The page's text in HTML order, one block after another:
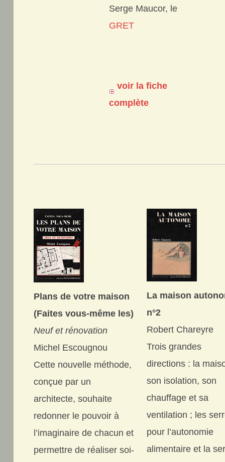
Serge Maucor, le
GRET
voir la fiche
complète
Plans de votre maison
(Faites vous-même les)
Neuf et rénovation
Michel Escougnou
Cette nouvelle méthode,
conçue par un
architecte, souhaite
redonner le pouvoir à
l’imaginaire de chacun et
permettre de réaliser soi-
La maison
n°2
Robert Chareyre
Trois grandes
directions : la
son isolation, son
chauffage et sa
ventilation ; les
pour l’autonomie
alimentaire et la